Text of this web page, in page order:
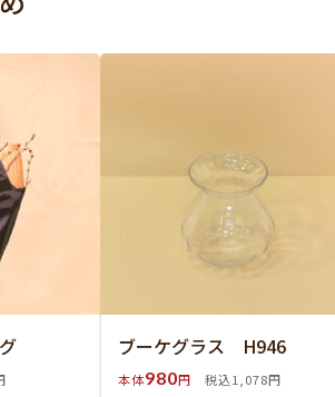
ブーケグラス H946
本体980円 税込1,078円